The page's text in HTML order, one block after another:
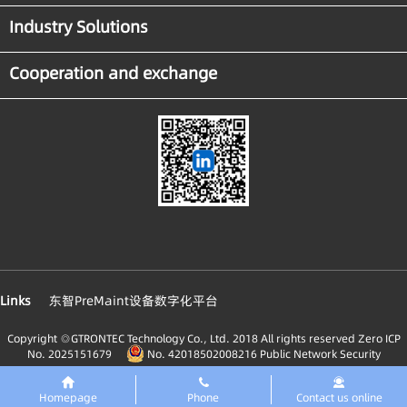
Industry Solutions
Cooperation and exchange
Links 东智PreMaint设备数字化平台
Copyright ◎GTRONTEC Technology Co., Ltd. 2018 All rights reserved Zero ICP
No. 2025151679
No. 42018502008216 Public Network Security
Homepage Phone Contact us online